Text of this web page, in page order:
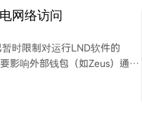
知的助记词。这些伪造设备
正常、屏幕显示无误，也无
助记词需要整个供应链环节
而非依赖单一环节。
网络访问
时限制对运行LND软件的
影响外部钱包（如Zeus）通过